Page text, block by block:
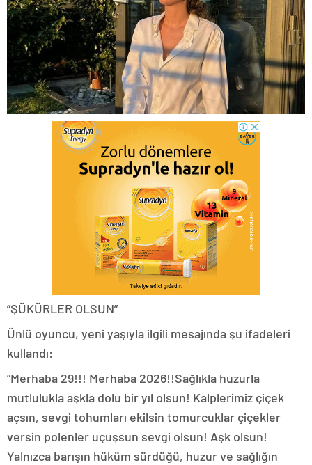
”ŞÜKÜRLER OLSUN”
Ünlü oyuncu, yeni yaşıyla ilgili mesajında şu ifadeleri
kullandı:
”Merhaba 29!!! Merhaba 2026!!Sağlıkla huzurla
mutlulukla aşkla dolu bir yıl olsun! Kalplerimiz çiçek
açsın, sevgi tohumları ekilsin tomurcuklar çiçekler
versin polenler uçuşsun sevgi olsun! Aşk olsun!
Yalnızca barışın hüküm sürdüğü, huzur ve sağlığın